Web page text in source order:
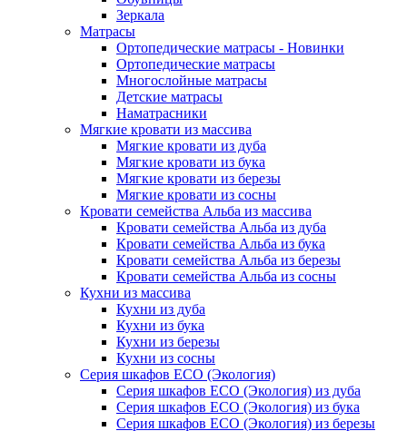
Зеркала
Матрасы
Ортопедические матрасы - Новинки
Ортопедические матрасы
Многослойные матрасы
Детские матрасы
Наматрасники
Мягкие кровати из массива
Мягкие кровати из дуба
Мягкие кровати из бука
Мягкие кровати из березы
Мягкие кровати из сосны
Кровати семейства Альба из массива
Кровати семейства Альба из дуба
Кровати семейства Альба из бука
Кровати семейства Альба из березы
Кровати семейства Альба из сосны
Кухни из массива
Кухни из дуба
Кухни из бука
Кухни из березы
Кухни из сосны
Серия шкафов ECO (Экология)
Серия шкафов ECO (Экология) из дуба
Серия шкафов ECO (Экология) из бука
Серия шкафов ECO (Экология) из березы